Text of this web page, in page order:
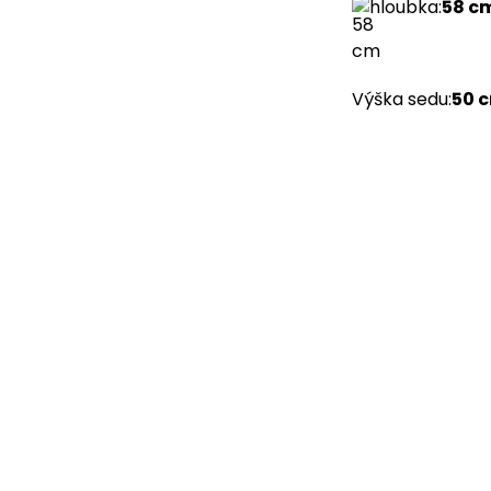
hloubka:58
Výška sedu:50